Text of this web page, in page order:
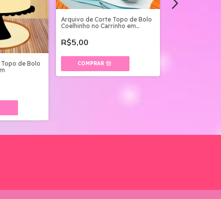
de Bolo
Arquivo de Corte Topo de Bolo
Coelhinho no Carrinho em
R$5,00